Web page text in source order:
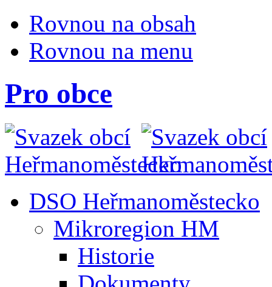
Rovnou na obsah
Rovnou na menu
Pro obce
DSO Heřmanoměstecko
Mikroregion HM
Historie